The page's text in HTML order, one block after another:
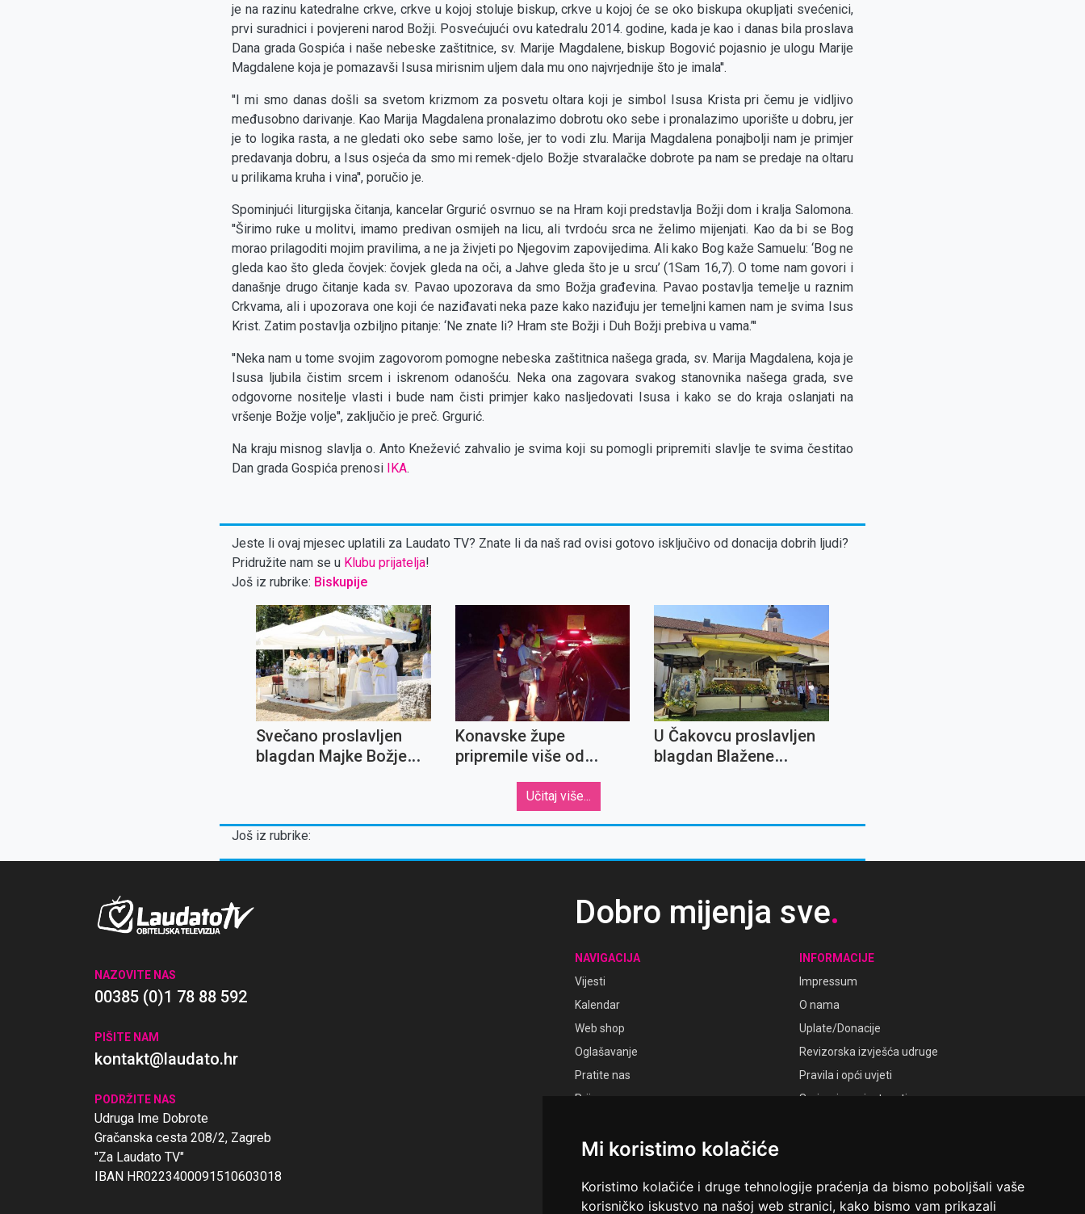
Mi koristimo kolačiće
Koristimo kolačiće i druge tehnologije praćenja da bismo poboljšali vaše
korisničko iskustvo na našoj web stranici, kako bismo vam prikazali
je na razinu katedralne crkve, crkve u kojoj stoluje biskup, crkve u kojoj će se oko biskupa okupljati svećenici,
prvi suradnici i povjereni narod Božji. Posvećujući ovu katedralu 2014. godine, kada je kao i danas bila proslava
Dana grada Gospića i naše nebeske zaštitnice, sv. Marije Magdalene, biskup Bogović pojasnio je ulogu Marije
Magdalene koja je pomazavši Isusa mirisnim uljem dala mu ono najvrjednije što je imala''.
''I mi smo danas došli sa svetom krizmom za posvetu oltara koji je simbol Isusa Krista pri čemu je vidljivo
međusobno darivanje. Kao Marija Magdalena pronalazimo dobrotu oko sebe i pronalazimo uporište u dobru, jer
je to logika rasta, a ne gledati oko sebe samo loše, jer to vodi zlu. Marija Magdalena ponajbolji nam je primjer
predavanja dobru, a Isus osjeća da smo mi remek-djelo Božje stvaralačke dobrote pa nam se predaje na oltaru
u prilikama kruha i vina'', poručio je.
Spominjući liturgijska čitanja, kancelar Grgurić osvrnuo se na Hram koji predstavlja Božji dom i kralja Salomona.
''Širimo ruke u molitvi, imamo predivan osmijeh na licu, ali tvrdoću srca ne želimo mijenjati. Kao da bi se Bog
morao prilagoditi mojim pravilima, a ne ja živjeti po Njegovim zapovijedima. Ali kako Bog kaže Samuelu: ‘Bog ne
gleda kao što gleda čovjek: čovjek gleda na oči, a Jahve gleda što je u srcu’ (1Sam 16,7). O tome nam govori i
današnje drugo čitanje kada sv. Pavao upozorava da smo Božja građevina. Pavao postavlja temelje u raznim
Crkvama, ali i upozorava one koji će naziđavati neka paze kako naziđuju jer temeljni kamen nam je svima Isus
Krist. Zatim postavlja ozbiljno pitanje: ‘Ne znate li? Hram ste Božji i Duh Božji prebiva u vama.’''
''Neka nam u tome svojim zagovorom pomogne nebeska zaštitnica našega grada, sv. Marija Magdalena, koja je
Isusa ljubila čistim srcem i iskrenom odanošću. Neka ona zagovara svakog stanovnika našega grada, sve
odgovorne nositelje vlasti i bude nam čisti primjer kako nasljedovati Isusa i kako se do kraja oslanjati na
vršenje Božje volje'', zaključio je preč. Grgurić.
Na kraju misnog slavlja o. Anto Knežević zahvalio je svima koji su pomogli pripremiti slavlje te svima čestitao
Dan grada Gospića prenosi IKA.
Jeste li ovaj mjesec uplatili za Laudato TV? Znate li da naš rad ovisi gotovo isključivo od donacija dobrih ljudi?
Pridružite nam se u Klubu prijatelja!
Još iz rubrike: Biskupije
Svečano proslavljen
blagdan Majke Božje
Konavske župe
pripremile više od
putnike u gužvama
prema granici
U Čakovcu proslavljen
blagdan Blažene
Učitaj više...
Još iz rubrike:
NAZOVITE NAS
00385 (0)1 78 88 592
PIŠITE NAM
kontakt@laudato.hr
PODRŽITE NAS
Udruga Ime Dobrote
Gračanska cesta 208/2, Zagreb
"Za Laudato TV"
IBAN HR0223400091510603018
Dobro mijenja sve.
NAVIGACIJA
Vijesti
Kalendar
Web shop
Oglašavanje
Pratite nas
Prijava
INFORMACIJE
Impressum
O nama
Uplate/Donacije
Revizorska izvješća udruge
Pravila i opći uvjeti
Smjernice privatnosti